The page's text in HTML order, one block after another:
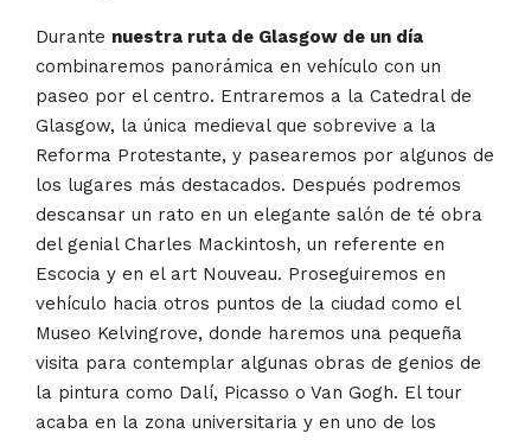
Durante nuestra ruta de Glasgow de un día
combinaremos panorámica en vehículo con un
paseo por el centro. Entraremos a la Catedral de
Glasgow, la única medieval que sobrevive a la
Reforma Protestante, y pasearemos por algunos de
los lugares más destacados. Después podremos
descansar un rato en un elegante salón de té obra
del genial Charles Mackintosh, un referente en
Escocia y en el art Nouveau. Proseguiremos en
vehículo hacia otros puntos de la ciudad como el
Museo Kelvingrove, donde haremos una pequeña
visita para contemplar algunas obras de genios de
la pintura como Dalí, Picasso o Van Gogh. El tour
acaba en la zona universitaria y en uno de los